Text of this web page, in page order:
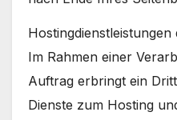
Im Rahmen einer
Auftrag erbringt ein
Dienste zum Hosting